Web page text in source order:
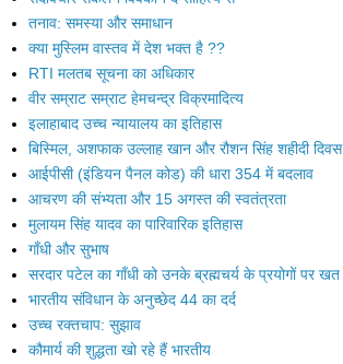
तनाव: समस्या और समाधान
क्या मुस्लिम वास्तव में देश भक्त है ??
RTI मलतब सूचना का अधिकार
वीर सम्राट सम्राट हेमचन्द्र विक्रमादित्य
इलाहाबाद उच्च न्यायालय का इतिहास
बिस्मिल, अशफाक उल्लाह खान और रौशन सिंह शहीदी दिवस
आईपीसी (इंडियन पैनल कोड) की धारा 354 में बदलाव
आचरण की संभ्यता और 15 अगस्त की स्वतंत्रता
मुलायम सिंह यादव का पारिवारिक इतिहास
गाँधी और सुभाष
सरदार पटेल का गाँधी को उनके ब्रह्मचर्य के प्रयोगों पर खत
भारतीय संविधान के अनुच्छेद 44 का दर्द
उच्च रक्तचाप: सुझाव
कौमार्य की शुद्धता खो रहे हैं भारतीय